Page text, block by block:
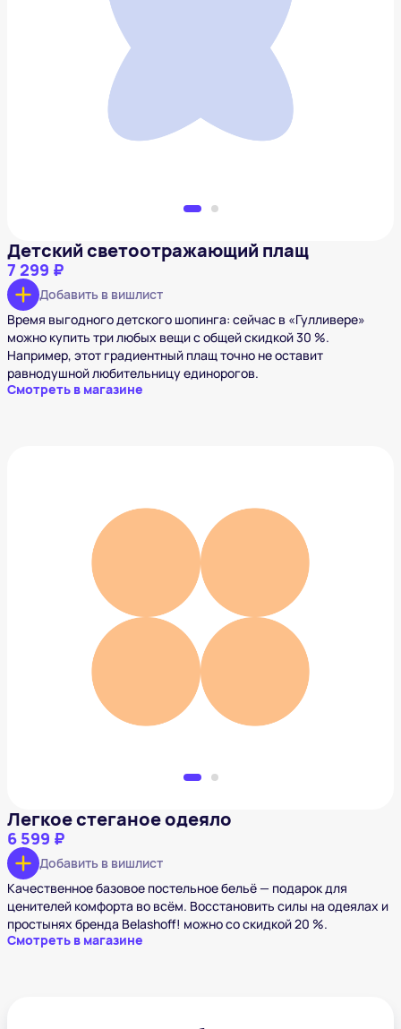
Детский светоотражающий плащ
Детский светоотражающий плащ
7 299 ₽
Добавить в вишлист
Время выгодного детского шопинга: сейчас в «Гулливере»
можно купить три любых вещи с общей скидкой 30 %.
Например, этот градиентный плащ точно не оставит
равнодушной любительницу единорогов.
Смотреть в магазине
Легкое стеганое одеяло
6 599 ₽
Добавить в вишлист
Легкое стеганое одеяло
6 599 ₽
Добавить в вишлист
Качественное базовое постельное бельё — подарок для
ценителей комфорта во всём. Восстановить силы на одеялах и
простынях бренда Belashoff! можно со скидкой 20 %.
Смотреть в магазине